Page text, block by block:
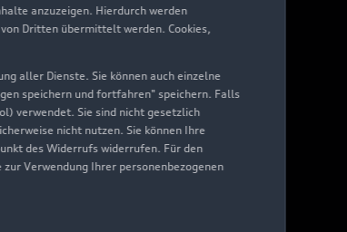
anzuzeigen. Hierdurch werden
Dritten übermittelt werden. Cookies,
aller Dienste. Sie können auch einzelne
speichern und fortfahren" speichern. Falls
verwendet. Sie sind nicht gesetzlich
nicht nutzen. Sie können Ihre
des Widerrufs widerrufen. Für den
Verwendung Ihrer personenbezogenen